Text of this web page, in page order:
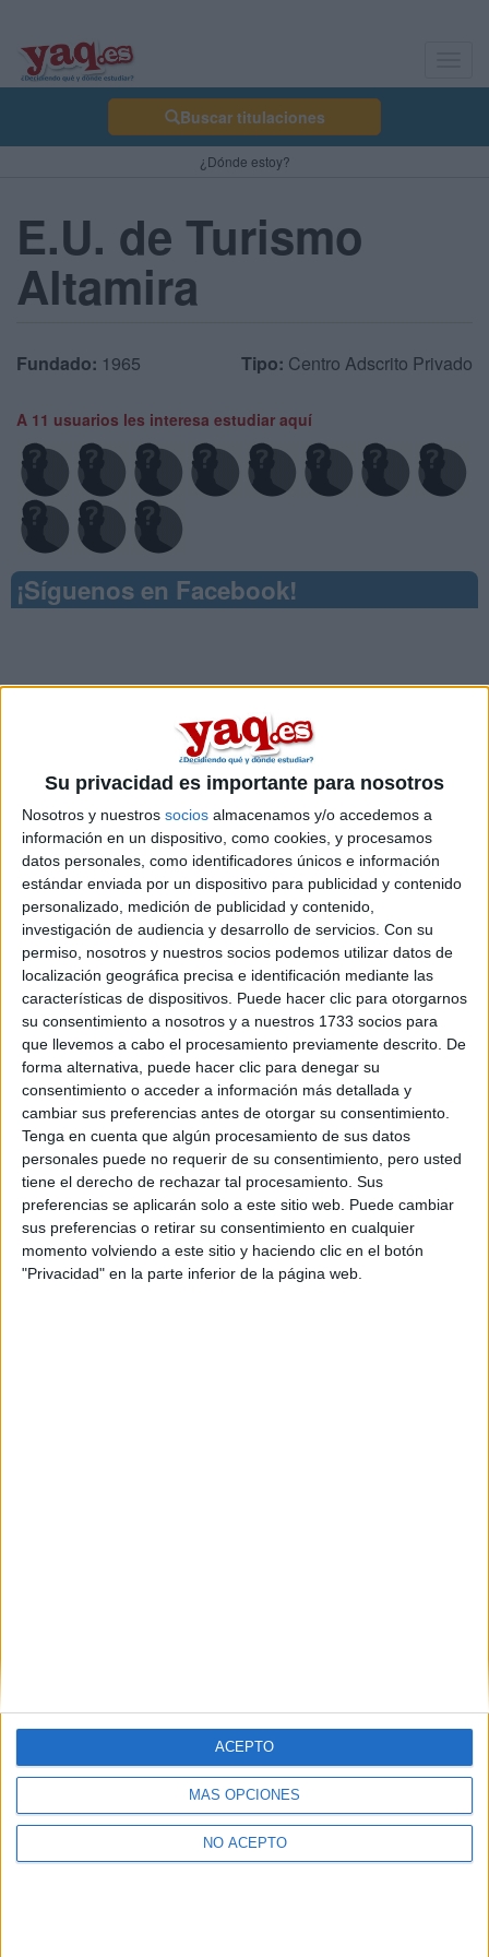
Su privacidad es importante para nosotros
Nosotros y nuestros socios almacenamos y/o accedemos a
información en un dispositivo, como cookies, y procesamos
datos personales, como identificadores únicos e información
estándar enviada por un dispositivo para publicidad y contenido
personalizado, medición de publicidad y contenido,
investigación de audiencia y desarrollo de servicios. Con su
permiso, nosotros y nuestros socios podemos utilizar datos de
localización geográfica precisa e identificación mediante las
características de dispositivos. Puede hacer clic para otorgarnos
su consentimiento a nosotros y a nuestros 1733 socios para
que llevemos a cabo el procesamiento previamente descrito. De
forma alternativa, puede hacer clic para denegar su
consentimiento o acceder a información más detallada y
cambiar sus preferencias antes de otorgar su consentimiento.
Tenga en cuenta que algún procesamiento de sus datos
personales puede no requerir de su consentimiento, pero usted
tiene el derecho de rechazar tal procesamiento. Sus
preferencias se aplicarán solo a este sitio web. Puede cambiar
sus preferencias o retirar su consentimiento en cualquier
momento volviendo a este sitio y haciendo clic en el botón
"Privacidad" en la parte inferior de la página web.
MÁS OPCIONES
NO ACEPTO
ACEPTO
Buscar titulaciones
¿Dónde estoy?
E.U. de Turismo
Altamira
Fundado: 1965 Tipo: Centro Adscrito Privado
A 11 usuarios les interesa estudiar aquí
¡Síguenos en Facebook!
Mapa
+
−
Nº medio de alumnos por aula: 50
Nº de profesores: 20
Servicios de inserción laboral:
Bolsa de Trabajo